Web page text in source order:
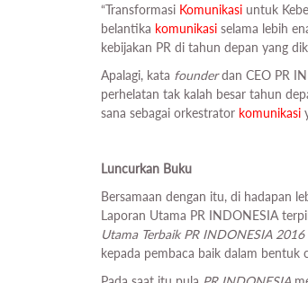
“Transformasi Komunikasi untuk
belantika komunikasi selama lebih
kebijakan PR di tahun depan yang
Apalagi, kata founderdan CEO PR
perhelatan tak kalah besar tahun
sana sebagai orkestrator komunikasi
Luncurkan Buku
Bersamaan dengan itu, di hadapan
Laporan Utama PR INDONESIA
Utama Terbaik PR INDONESIA
kepada pembaca baik dalam bentuk